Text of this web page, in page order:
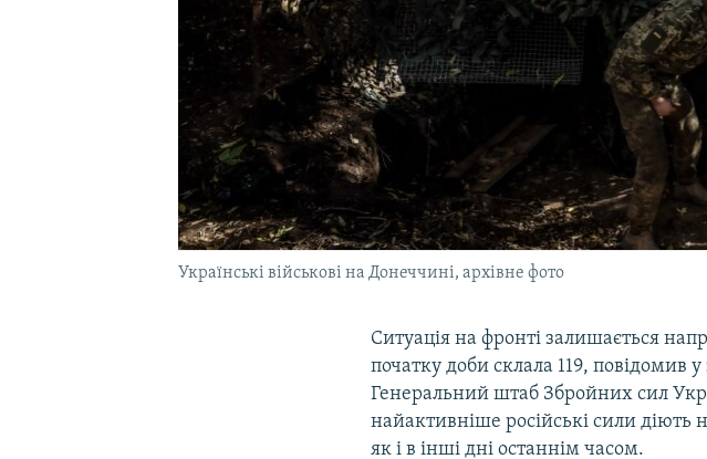
Українські військові на Донеччині, архівне фото
Ситуація на фронті залишається
початку доби склала 119, повідомив
Генеральний штаб Збройних сил
найактивніше російські сили
як і в інші дні останнім часом.